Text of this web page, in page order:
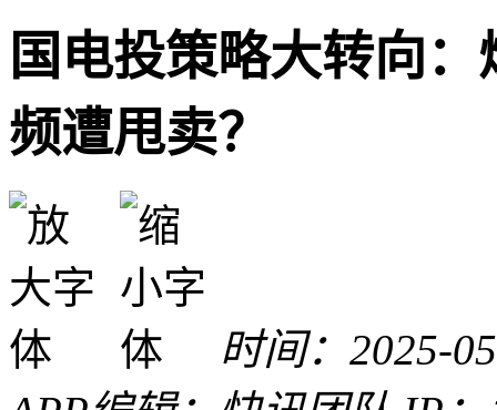
国电投策略大转向
频遭甩卖？
时间：2025-